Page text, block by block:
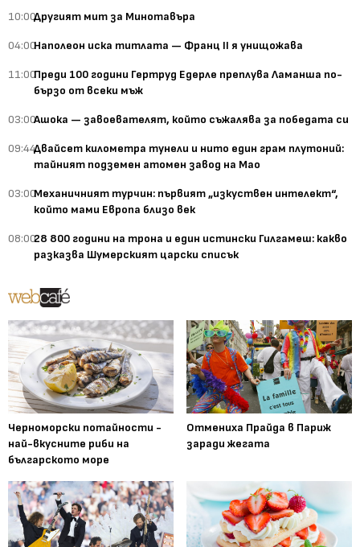
10:00Другият мит за Минотавъра
04:00Наполеон иска титлата — Франц II я унищожава
11:00Преди 100 години Гертруд Едерле преплува Ламанша по-
бързо от всеки мъж
03:00Ашока — завоевателят, който съжалява за победата си
09:44Двайсет километра тунели и нито един грам плутоний:
тайният подземен атомен завод на Мао
03:00Механичният турчин: първият „изкуствен интелект“,
който мами Европа близо век
08:0028 800 години на трона и един истински Гилгамеш: какво
разказва Шумерският царски списък
Черноморски потайности -
най-вкусните риби на
българското море
Отмениха Прайда в Париж
заради жегата